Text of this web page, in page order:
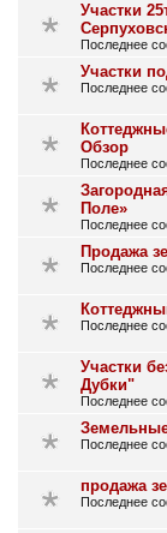
Участки
Последнее
Участки
Последнее
Обзор
Последнее
Поле»
Последнее
Продажа
Последнее
Последнее
Участки
Дубки"
Последнее
Последнее
продажа
Последнее